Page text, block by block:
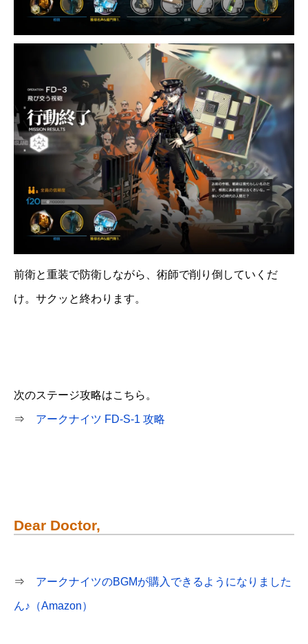
前衛と重装で防衛しながら、術師で削り倒していくだ
け。サクッと終わります。
次のステージ攻略はこちら。
⇒ アークナイツ FD-S-1 攻略
Dear Doctor,
⇒ アークナイツのBGMが購入できるようになりました
ん♪（Amazon）